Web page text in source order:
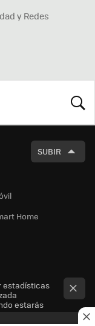
y Redes
SUBIR
Home
estadísticas
estarás